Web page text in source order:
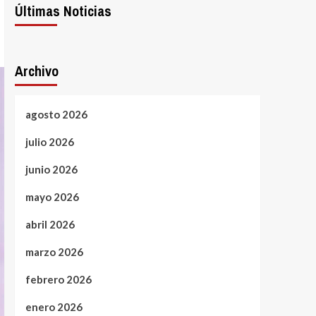
Últimas Noticias
Archivo
agosto 2026
julio 2026
junio 2026
mayo 2026
abril 2026
marzo 2026
febrero 2026
enero 2026